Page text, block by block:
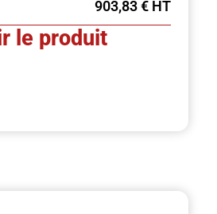
903,83€
le produit